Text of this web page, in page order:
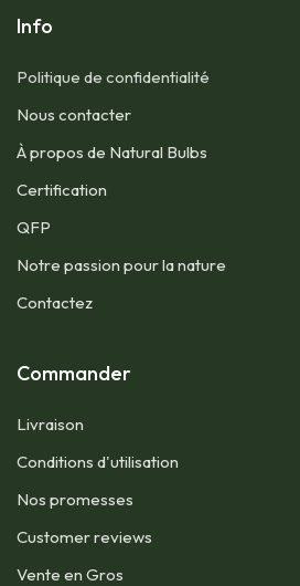
Info
Politique de confidentialité
Nous contacter​
À propos de Natural Bulbs
Certification
QFP​
Notre passion pour la nature
Contactez
Commander
Livraison
Conditions d'utilisation​
Nos promesses
Customer reviews
Vente en Gros